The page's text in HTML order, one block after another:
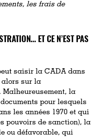
les frais de
ET CE N’EST PAS
saisir la CADA dans
alors sur la
Malheureusement, la
pour lesquels
les années 1970 et qui
pouvoirs de sanction), la
ou défavorable, qui